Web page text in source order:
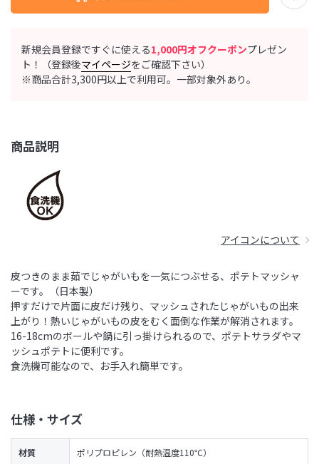
新規会員登録ですぐに使える1,000円オフクーポンプレゼン
ト！（登録後マイページをご確認下さい）
※商品合計3,300円以上で利用可。一部対象外あり。
商品説明
アイコンについて
皮つきのまま茹でじゃがいもを一気につぶせる、ポテトマッシャ
ーです。（日本製）
押すだけで片面に皮だけ残り、マッシュされたじゃがいもの出来
上がり！熱いじゃがいもの皮をむく面倒な作業が解消されます。
16-18cmのボールや鍋に引っ掛けられるので、ポテトサラダやマ
ッシュポテトに便利です。
食洗機可能なので、お手入れ簡単です。
仕様・サイズ
材質 ポリプロピレン（耐熱温度110℃）